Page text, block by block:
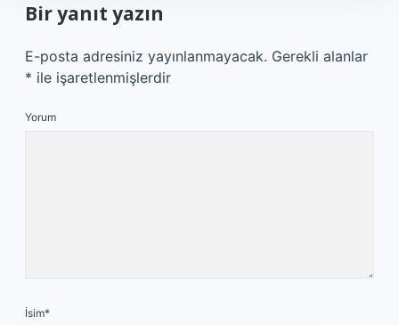
Bir yanıt yazın
E-posta adresiniz yayınlanmayacak. Gerekli alanlar
* ile işaretlenmişlerdir
Yorum
İsim*